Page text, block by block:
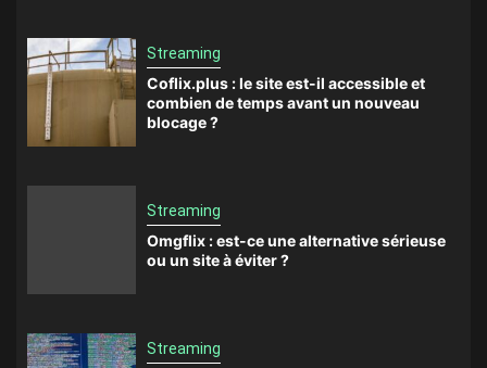
Streaming
Coflix.plus : le site est-il accessible et
combien de temps avant un nouveau
blocage ?
Streaming
Omgflix : est-ce une alternative sérieuse
ou un site à éviter ?
Streaming